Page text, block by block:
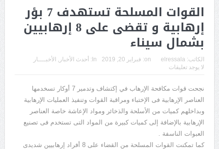
القوات المسلحة تستهدف 7 بؤر
إرهابية و تقضى على 8 إرهابيين
بشمال سيناء
الكاتب: elressala
on: فبراير 20, 2019 In: أحدث الأخبار
الأخبــــار
لا يوجد تعليقات
نجحت قوات مكافحة الإرهاب في إكتشاف وتدمير 7 أوكار تسخدمها
العناصر الإرهابية فى الإختباء ومراقبة القوات وتنفيذ العمليات الإرهابية
وبداخلهم كميات من الأسلحة والذخائر ومواد الإعاشة خاصة العناصر
الإرهابية بالإضافة إلى كميات كبيرة من المواد التى تستخدم فى تصنيع
العبوات الناسفة .
كما تمكنت القوات المسلحة من القضاء على 8 أفراد إرهابيين شديدى